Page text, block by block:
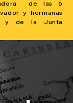
de las 6
y hermanas
y de la Junta